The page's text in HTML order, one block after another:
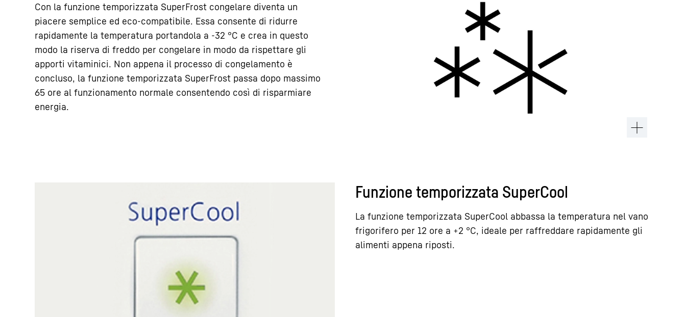
Con la funzione temporizzata SuperFrost congelare diventa un
piacere semplice ed eco-compatibile. Essa consente di ridurre
rapidamente la temperatura portandola a -32 °C e crea in questo
modo la riserva di freddo per congelare in modo da rispettare gli
apporti vitaminici. Non appena il processo di congelamento è
concluso, la funzione temporizzata SuperFrost passa dopo massimo
65 ore al funzionamento normale consentendo così di risparmiare
energia.
Funzione temporizzata SuperCool
La funzione temporizzata SuperCool abbassa la temperatura nel vano
frigorifero per 12 ore a +2 °C, ideale per raffreddare rapidamente gli
alimenti appena riposti.